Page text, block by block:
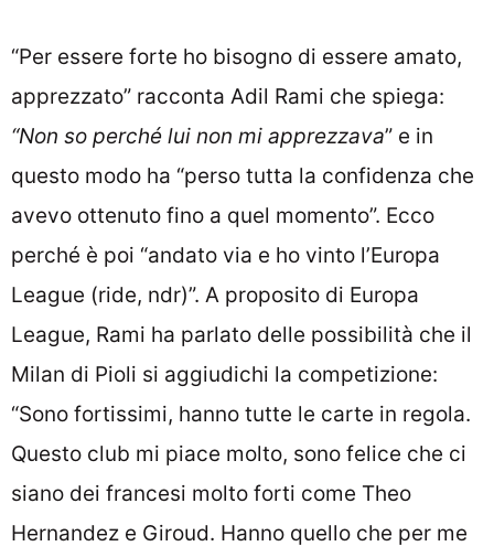
“Per essere forte ho bisogno di essere amato,
apprezzato” racconta Adil Rami che spiega:
“Non so perché lui non mi apprezzava” e in
questo modo ha “perso tutta la confidenza che
avevo ottenuto fino a quel momento”. Ecco
perché è poi “andato via e ho vinto l’Europa
League (ride, ndr)”. A proposito di Europa
League, Rami ha parlato delle possibilità che il
Milan di Pioli si aggiudichi la competizione:
“Sono fortissimi, hanno tutte le carte in regola.
Questo club mi piace molto, sono felice che ci
siano dei francesi molto forti come Theo
Hernandez e Giroud. Hanno quello che per me